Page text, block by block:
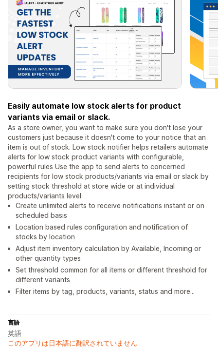
Easily automate low stock alerts for product
variants via email or slack.
As a store owner, you want to make sure you don't lose your
customers just because it doesn't come to your notice that an
item is out of stock. Low stock notifier helps retailers automate
alerts for low stock product variants with configurable,
powerful rules Use the app to send alerts to concerned
recipients for low stock products/variants via email or slack by
setting stock threshold at store wide or at individual
products/variants level.
Create unlimited alerts to receive notifications instant or on
scheduled basis
Location based rules configuration and notification of
stocks by location
Adjust item inventory calculation by Available, Incoming or
other quantity types
Set threshold common for all items or different threshold for
different variants
Filter items by tag, products, variants, status and more...
言語
英語
このアプリは日本語に翻訳されていません